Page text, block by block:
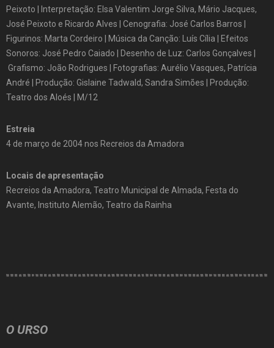
Peixoto | Interpretação: Elsa Valentim Jorge Silva, Mário Jacques,
José Peixoto e Ricardo Alves | Cenografia: José Carlos Barros |
Figurinos: Marta Cordeiro | Música da Canção: Luís Cília | Efeitos
Sonoros: José Pedro Caiado | Desenho de Luz: Carlos Gonçalves |
Grafismo: João Rodrigues | Fotografias: Aurélio Vasques, Patrícia
André | Produção: Gislaine Tadwald, Sandra Simões | Produção:
Teatro dos Aloés | M/12
Estreia
4 de março de 2004 nos Recreios da Amadora
Locais de apresentação
Recreios da Amadora, Teatro Municipal de Almada, Festa do
Avante, Instituto Alemão, Teatro da Rainha
O URSO